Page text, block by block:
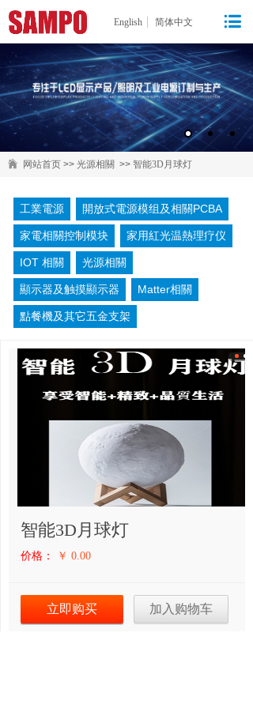
English 简体中文
网站首页 >> 光源相關 >> 智能3D月球灯
工業電源 開放式電源模组及相關PCBA
家電相關控制模块 家用紅光温熱理疗仪
IOT 相關 光源相關
顯示器及触摸顯示器 Matter相關
點餐機及其它五金支架
智能3D月球灯
价格： ￥ 0.00
立即购买 加入购物车